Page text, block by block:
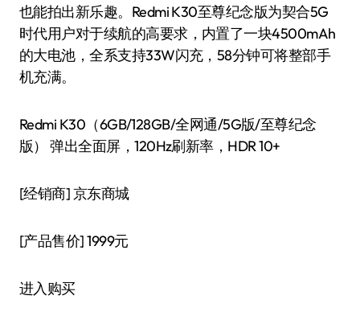
也能拍出新乐趣。Redmi K30至尊纪念版为契合5G
时代用户对于续航的高要求，内置了一块4500mAh
的大电池，全系支持33W闪充，58分钟可将整部手
机充满。
Redmi K30（6GB/128GB/全网通/5G版/至尊纪念
版） 弹出全面屏，120Hz刷新率，HDR 10+
[经销商]京东商城
[产品售价]1999元
进入购买